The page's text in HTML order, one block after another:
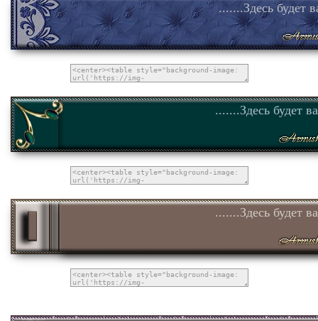
.......Здесь будет
.......Здесь будет
.......Здесь будет